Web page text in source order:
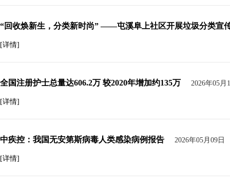
“回收焕新生，分类新时尚” ——屯溪阜上社区开展垃圾分类宣
[详情]
全国注册护士总量达606.2万 较2020年增加约135万 2026年05月
[详情]
中疾控：我国无安第斯病毒人类感染病例报告 2026年05月09日
[详情]